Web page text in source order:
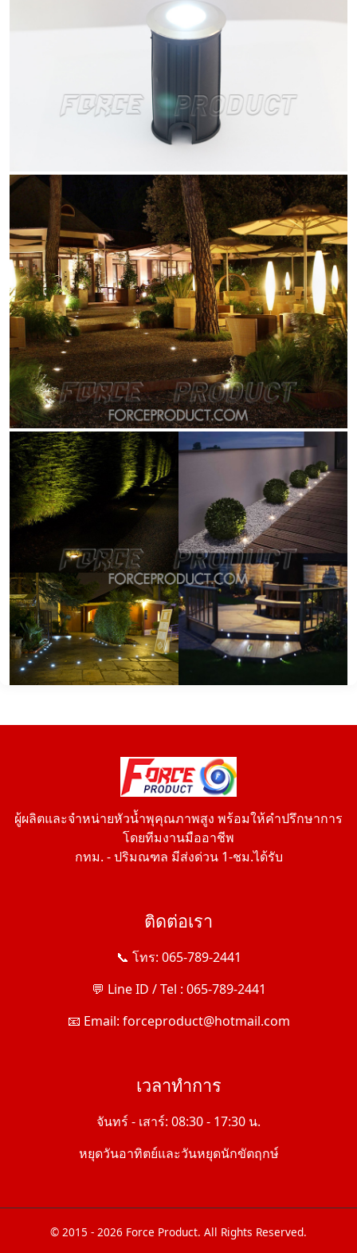
ผู้ผลิตและจำหน่ายหัวน้ำพุคุณภาพสูง พร้อมให้คำปรึกษาการ
โดยทีมงานมืออาชีพ
กทม. - ปริมณฑล มีส่งด่วน 1-ชม.ได้รับ
ติดต่อเรา
📞 โทร: 065-789-2441
💬 Line ID / Tel : 065-789-2441
📧 Email: forceproduct@hotmail.com
เวลาทำการ
จันทร์ - เสาร์: 08:30 - 17:30 น.
หยุดวันอาทิตย์และวันหยุดนักขัตฤกษ์
© 2015 - 2026 Force Product. All Rights Reserved.